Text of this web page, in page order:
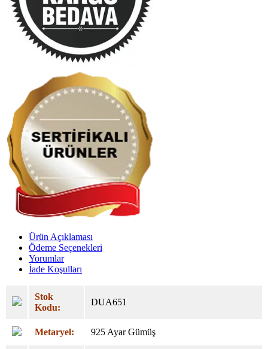
Ürün Açıklaması
Ödeme Seçenekleri
Yorumlar
İade Koşulları
Stok
Kodu:
DUA651
Metaryel: 925 Ayar Gümüş